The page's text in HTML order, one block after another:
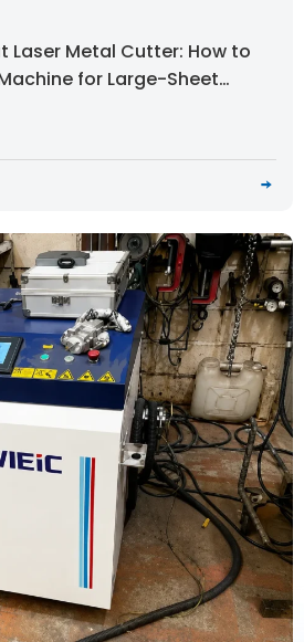
Laser Metal Cutter: How to
for Large-Sheet